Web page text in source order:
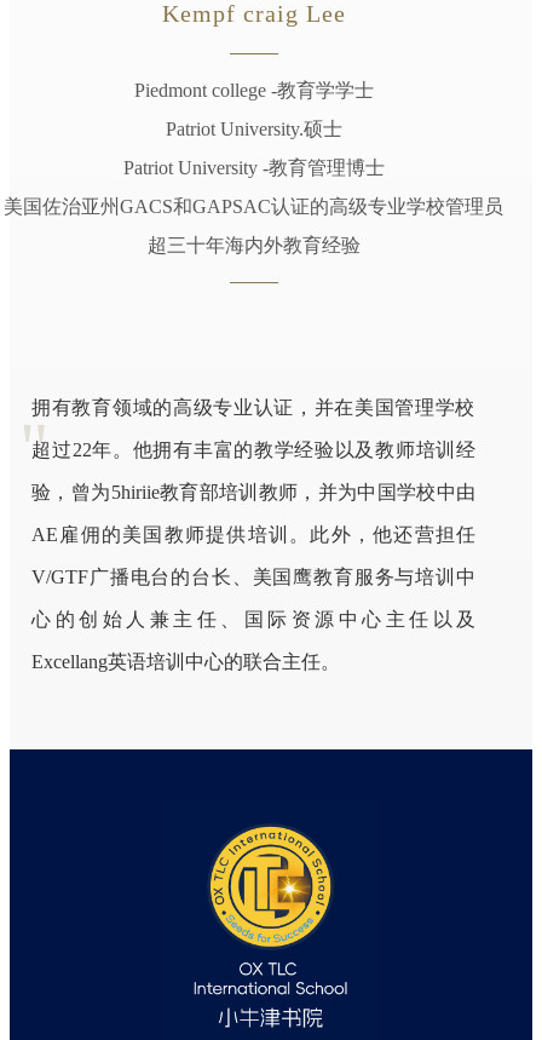
Kempf craig Lee
Piedmont college -教育学学士
Patriot University.硕士
Patriot University -教育管理博士
美国佐治亚州GACS和GAPSAC认证的高级专业学校管理员
超三十年海内外教育经验
拥有教育领域的高级专业认证，并在美国管理学校
超过22年。他拥有丰富的教学经验以及教师培训经
验，曾为5hiriie教育部培训教师，并为中国学校中由
AE雇佣的美国教师提供培训。此外，他还营担任
V/GTF广播电台的台长、美国鹰教育服务与培训中
心的创始人兼主任、国际资源中心主任以及
Excellang英语培训中心的联合主任。